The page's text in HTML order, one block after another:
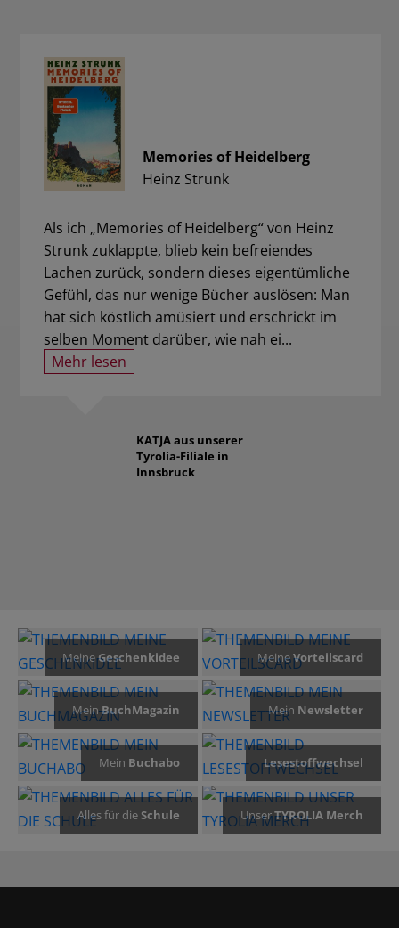
Memories of Heidelberg
Heinz Strunk
Als ich „Memories of Heidelberg“ von Heinz
Strunk zuklappte, blieb kein befreiendes
Lachen zurück, sondern dieses eigentümliche
Gefühl, das nur wenige Bücher auslösen: Man
hat sich köstlich amüsiert und erschrickt im
selben Moment darüber, wie nah ei...
Mehr lesen
KATJAaus unserer
Tyrolia-Filiale in
Innsbruck
MeineGeschenkidee MeineVorteilscard
MeinBuchMagazin Mein Newsletter
Mein Buchabo Lesestoffwechsel
Alles für dieSchule UnserTYROLIA Merch